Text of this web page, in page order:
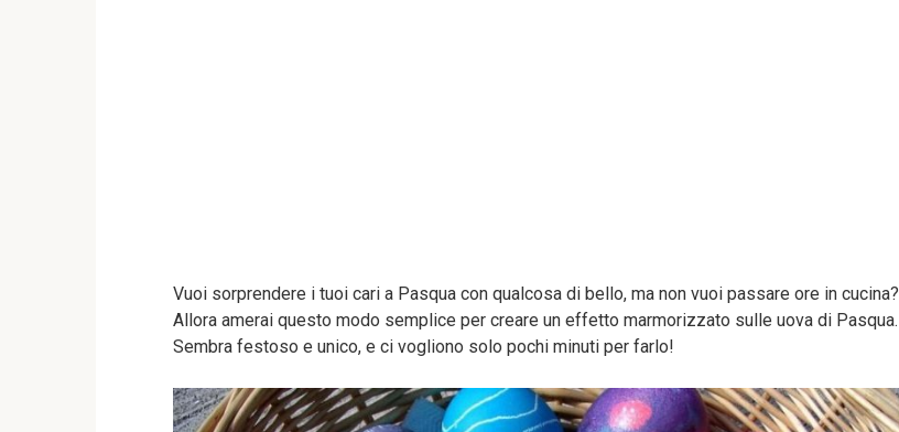
Vuoi sorprendere i tuoi cari a Pasqua con qualcosa di bello, ma non vuoi passare ore in cucina?
Allora amerai questo modo semplice per creare un effetto marmorizzato sulle uova di Pasqua.
Sembra festoso e unico, e ci vogliono solo pochi minuti per farlo!